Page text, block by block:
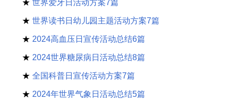
★世界爱牙日活动方案7篇
★世界读书日幼儿园主题活动方案7篇
★ 2024高血压日宣传活动总结6篇
★ 2024世界糖尿病日活动总结8篇
★全国科普日宣传活动方案7篇
★ 2024年世界气象日活动总结5篇